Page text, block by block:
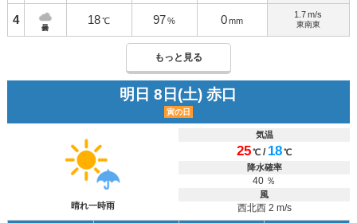
4
曇
18 ℃ 97 % 0 mm
1.7 m/s
東南東
もっと見る
明日 8日(土) 赤口
寅の日
晴れ一時雨
気温
25℃ / 18℃
降水確率
40 ％
風
西北西 2 m/s